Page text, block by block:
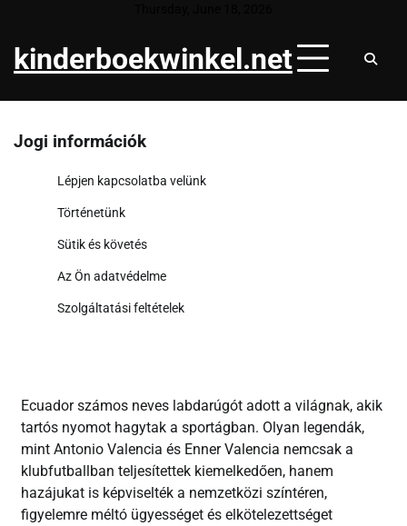
content
kinderboekwinkel.net
Jogi információk
Lépjen kapcsolatba velünk
Történetünk
Sütik és követés
Az Ön adatvédelme
Szolgáltatási feltételek
Ecuador számos neves labdarúgót adott a világnak, akik
tartós nyomot hagytak a sportágban. Olyan legendák,
mint Antonio Valencia és Enner Valencia nemcsak a
klubfutballban teljesítettek kiemelkedően, hanem
hazájukat is képviselték a nemzetközi színtéren,
figyelemre méltó ügyességet és elkötelezettséget